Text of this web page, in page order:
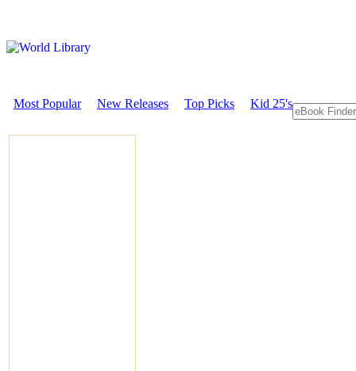
Most Popular New Releases Top Picks Kid 25's